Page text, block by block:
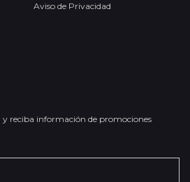
Aviso de Privacidad
y reciba información de promociones